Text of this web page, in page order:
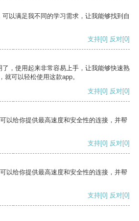
以满足我不同的学习需求，让我能够找到自
支持[0] 反对[0]
，使用起来非常容易上手，让我能够快速熟
就可以轻松使用这款app。
支持[0] 反对[0]
以给你提供最高速度和安全性的连接，并帮
支持[0] 反对[0]
以给你提供最高速度和安全性的连接，并帮
支持[0] 反对[0]